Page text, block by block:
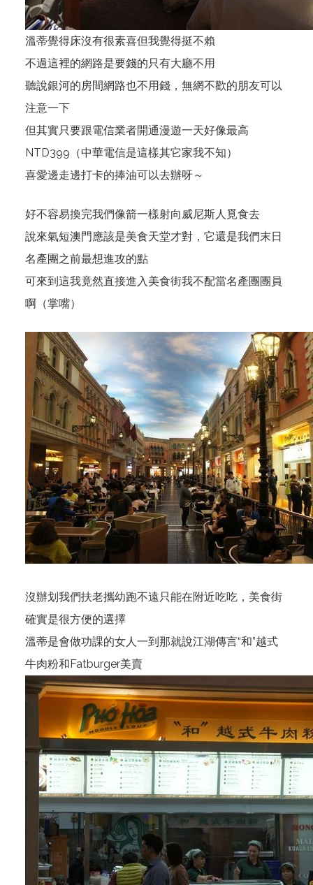
溫蒂覺得床沒有很素喜但我覺得挺不賴
不過這裡的網路是要錢的只有大廳不用
聽說銀河的房間網路也不用錢，無網不歡的朋友可以
注意一下
但其實只要跟電信業者開通漫遊一天好像最高
NTD399（中華電信是這樣其它家我不知）
喜愛邊走邊打卡的捧油可以去辦呀～
好不容易換完我們像箭一樣射向威尼斯人覓食去
說來氣短澳門應該是美食天堂才對，它還是我們末日
名產團之前最想進攻的點
可來到這我竟然直接進入美食街我不配當名產團團員
啊（掌嘴）
沒辦划我們扶老攜幼跑不遠只能在附近吃吃，美食街
確實是很方便的選擇
溫蒂是會做功課的女人一到那就說江湖傳言“和”越式
牛肉粉和Fatburger美賣